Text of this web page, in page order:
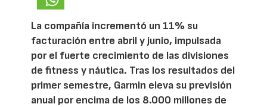
La compañía incrementó un 11% su
facturación entre abril y junio, impulsada
por el fuerte crecimiento de las divisiones
de fitness y náutica. Tras los resultados del
primer semestre, Garmin eleva su previsión
anual por encima de los 8.000 millones de